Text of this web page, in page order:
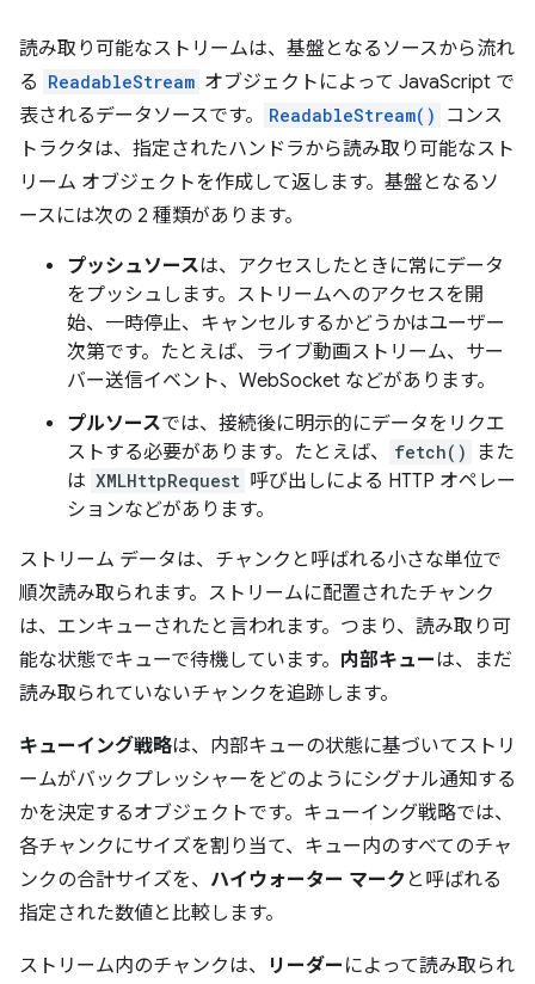
読み取り可能なストリームは、基盤となるソースから流れ
る ReadableStream オブジェクトによって JavaScript で
表されるデータソースです。
ReadableStream()
コンス
トラクタは、指定されたハンドラから読み取り可能なスト
リーム オブジェクトを作成して返します。基盤となるソ
ースには次の 2 種類があります。
プッシュソースは、アクセスしたときに常にデータ
をプッシュします。ストリームへのアクセスを開
始、一時停止、キャンセルするかどうかはユーザー
次第です。たとえば、ライブ動画ストリーム、サー
バー送信イベント、WebSocket などがあります。
プルソースでは、接続後に明示的にデータをリクエ
ストする必要があります。たとえば、
fetch()
また
は XMLHttpRequest 呼び出しによる HTTP オペレー
ションなどがあります。
ストリーム データは、チャンクと呼ばれる小さな単位で
順次読み取られます。 ストリームに配置されたチャンク
は、エンキューされた と言われます。つまり、読み取り可
能な状態でキューで待機しています。 内部キューは、まだ
読み取られていないチャンクを追跡します。
キューイング戦略は、内部キューの状態に基づいてストリ
ームがバックプレッシャーをどのようにシグナル通知する
かを決定するオブジェクトです。キューイング戦略では、
各チャンクにサイズを割り当て、キュー内のすべてのチャ
ンクの合計サイズを、 ハイウォーター マーク と呼ばれる
指定された数値と比較します。
ストリーム内のチャンクは、 リーダー によって読み取られ